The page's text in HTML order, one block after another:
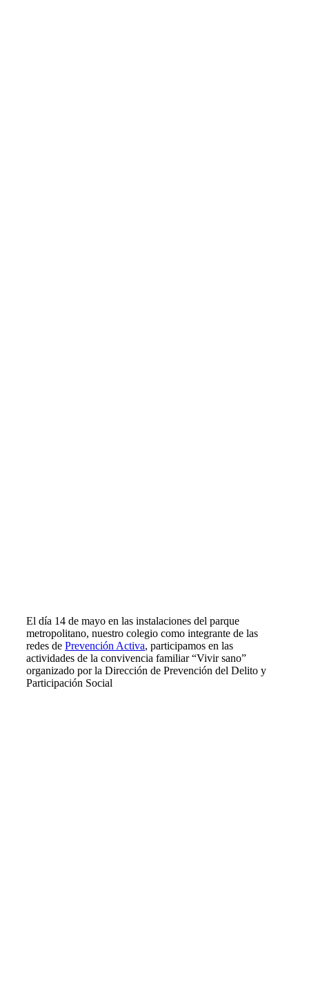
El día 14 de mayo en las instalaciones del parque
metropolitano, nuestro colegio como integrante de las
redes de Prevención Activa, participamos en las
actividades de la convivencia familiar “Vivir sano”
organizado por la Dirección de Prevención del Delito y
Participación Social